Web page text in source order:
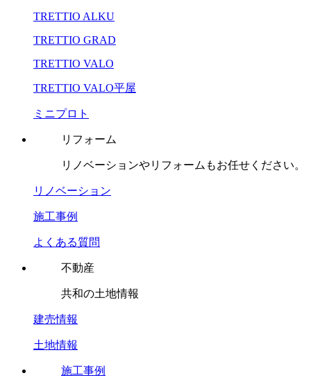
TRETTIO ALKU
TRETTIO GRAD
TRETTIO VALO
TRETTIO VALO平屋
ミニプロト
リフォーム
リノベーションやリフォームもお任せください。
リノベーション
施工事例
よくある質問
不動産
共和の土地情報
建売情報
土地情報
施工事例